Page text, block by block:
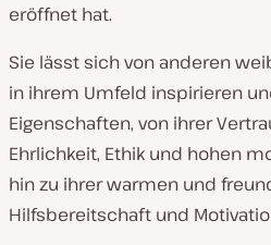
eröffnet hat.
Sie lässt sich von anderen
in ihrem Umfeld inspirieren
Eigenschaften, von ihrer
Ehrlichkeit, Ethik und hohen
hin zu ihrer warmen und
Hilfsbereitschaft und